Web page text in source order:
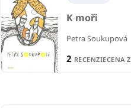
K moři
Petra Soukupová
2 RECENZIECENA Z